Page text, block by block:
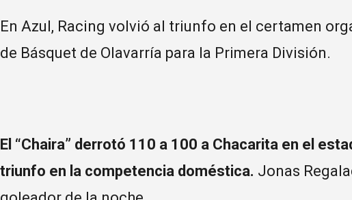
En Azul, Racing volvió al triunfo en el certamen
de Básquet de Olavarría para la Primera División.
El “Chaira” derrotó 110 a 100 a Chacarita en el
triunfo en la competencia doméstica. Jonas